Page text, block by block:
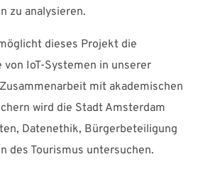
zu analysieren.
dieses Projekt die
IoT-Systemen in unserer
mit akademischen
wird die Stadt Amsterdam
Datenethik, Bürgerbeteiligung
des Tourismus untersuchen.